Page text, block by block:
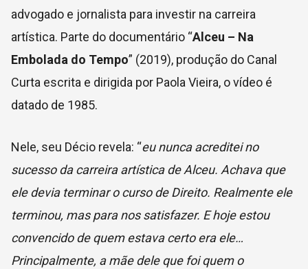
advogado e jornalista para investir na carreira
artística. Parte do documentário “Alceu – Na
Embolada do Tempo” (2019), produção do Canal
Curta escrita e dirigida por Paola Vieira, o vídeo é
datado de 1985.
Nele, seu Décio revela: “eu nunca acreditei no
sucesso da carreira artística de Alceu. Achava que
ele devia terminar o curso de Direito. Realmente ele
terminou, mas para nos satisfazer. E hoje estou
convencido de quem estava certo era ele…
Principalmente, a mãe dele que foi quem o